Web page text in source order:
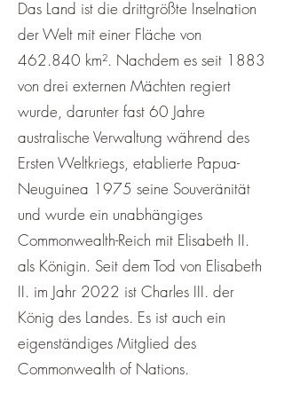
Das Land ist die drittgrößte Inselnation
der Welt mit einer Fläche von
462.840 km². Nachdem es seit 1883
von drei externen Mächten regiert
wurde, darunter fast 60 Jahre
australische Verwaltung während des
Ersten Weltkriegs, etablierte Papua-
Neuguinea 1975 seine Souveränität
und wurde ein unabhängiges
Commonwealth-Reich mit Elisabeth II.
als Königin. Seit dem Tod von Elisabeth
II. im Jahr 2022 ist Charles III. der
König des Landes. Es ist auch ein
eigenständiges Mitglied des
Commonwealth of Nations.